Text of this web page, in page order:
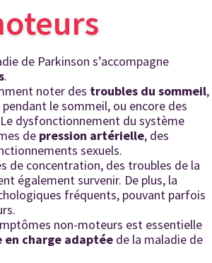
de Parkinson s’accompagne
.
noter des troubles du sommeil,
le sommeil, ou encore des
dysfonctionnement du système
de pression artérielle, des
sexuels.
de concentration, des troubles de la
également survenir. De plus, la
fréquents, pouvant parfois
non-moteurs est essentielle
charge adaptée de la maladie de